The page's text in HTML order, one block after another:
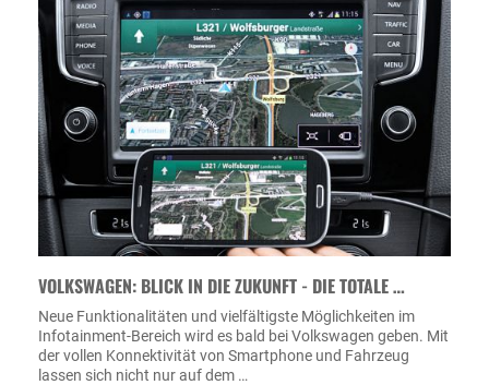
VOLKSWAGEN: BLICK IN DIE ZUKUNFT - DIE TOTALE …
Neue Funktionalitäten und vielfältigste Möglichkeiten im
Infotainment-Bereich wird es bald bei Volkswagen geben. Mit
der vollen Konnektivität von Smartphone und Fahrzeug
lassen sich nicht nur auf dem …